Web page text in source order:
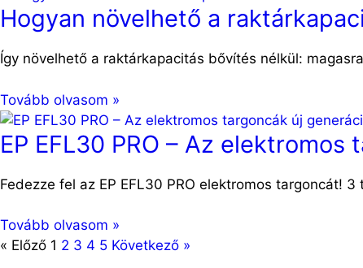
Hogyan növelhető a
Így növelhető a raktárkapacitás bővítés nélkül:
Tovább olvasom »
EP EFL30 PRO – Az
Fedezze fel az EP EFL30 PRO elektromos targoncát!
Tovább olvasom »
« Előző 1 2 3 4 5 Következő »